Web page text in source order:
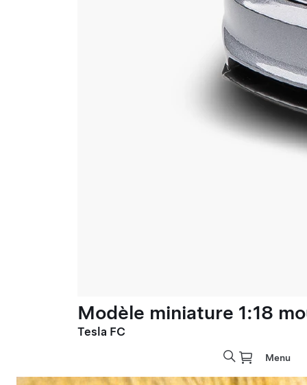
Modèle miniature 1:18
Tesla FC
Menu